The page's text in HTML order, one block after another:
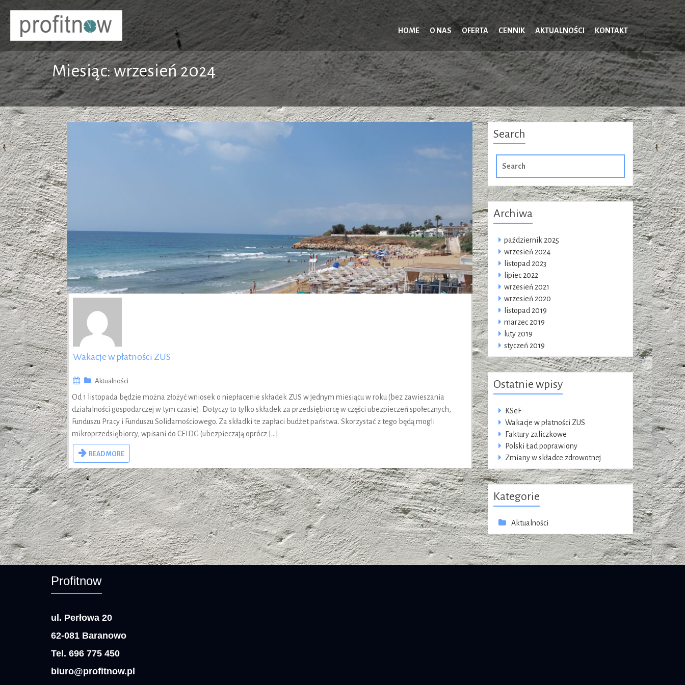
content
profitnow
Usługi księgowe
HOME O NAS OFERTA CENNIK AKTUALNOŚCI KONTAKT
Miesiąc:wrzesień 2024
Wakacje w płatności ZUS
Aktualności
Od 1 listopada będzie można złożyć wniosek o niepłacenie składek ZUS w jednym miesiącu w roku (bez zawieszania
działalności gospodarczej w tym czasie). Dotyczy to tylko składek za przedsiębiorcę w części ubezpieczeń społecznych,
Funduszu Pracy i Funduszu Solidarnościowego. Za składki te zapłaci budżet państwa. Skorzystać z tego będą mogli
mikroprzedsiębiorcy, wpisani do CEIDG (ubezpieczają oprócz […]
READ MORE
Search
for:
Archiwa
październik 2025
wrzesień 2024
listopad 2023
lipiec 2022
wrzesień 2021
wrzesień 2020
listopad 2019
marzec 2019
luty 2019
styczeń 2019
Ostatnie wpisy
KSeF
Wakacje w płatności ZUS
Faktury zaliczkowe
Polski Ład poprawiony
Zmiany w składce zdrowotnej
Kategorie
Aktualności
Profitnow
ul. Perłowa 20
62-081 Baranowo
Tel. 696 775 450
biuro@profitnow.pl